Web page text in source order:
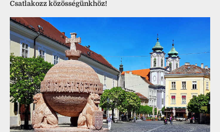
Csatlakozz közösségünkhöz!